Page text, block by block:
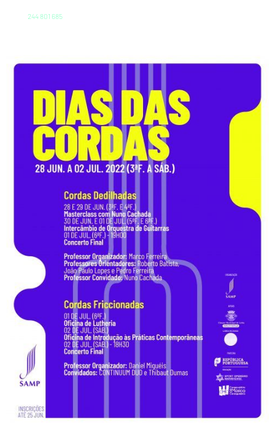
244 801 685